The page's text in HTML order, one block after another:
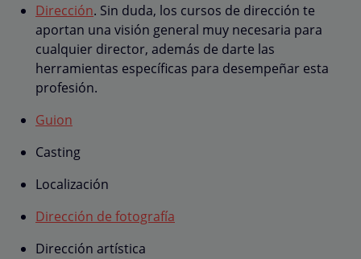
Dirección. Sin duda, los cursos de dirección te
aportan una visión general muy necesaria para
cualquier director, además de darte las
herramientas específicas para desempeñar esta
profesión.
Guion
Casting
Localización
Dirección de fotografía
Dirección artística